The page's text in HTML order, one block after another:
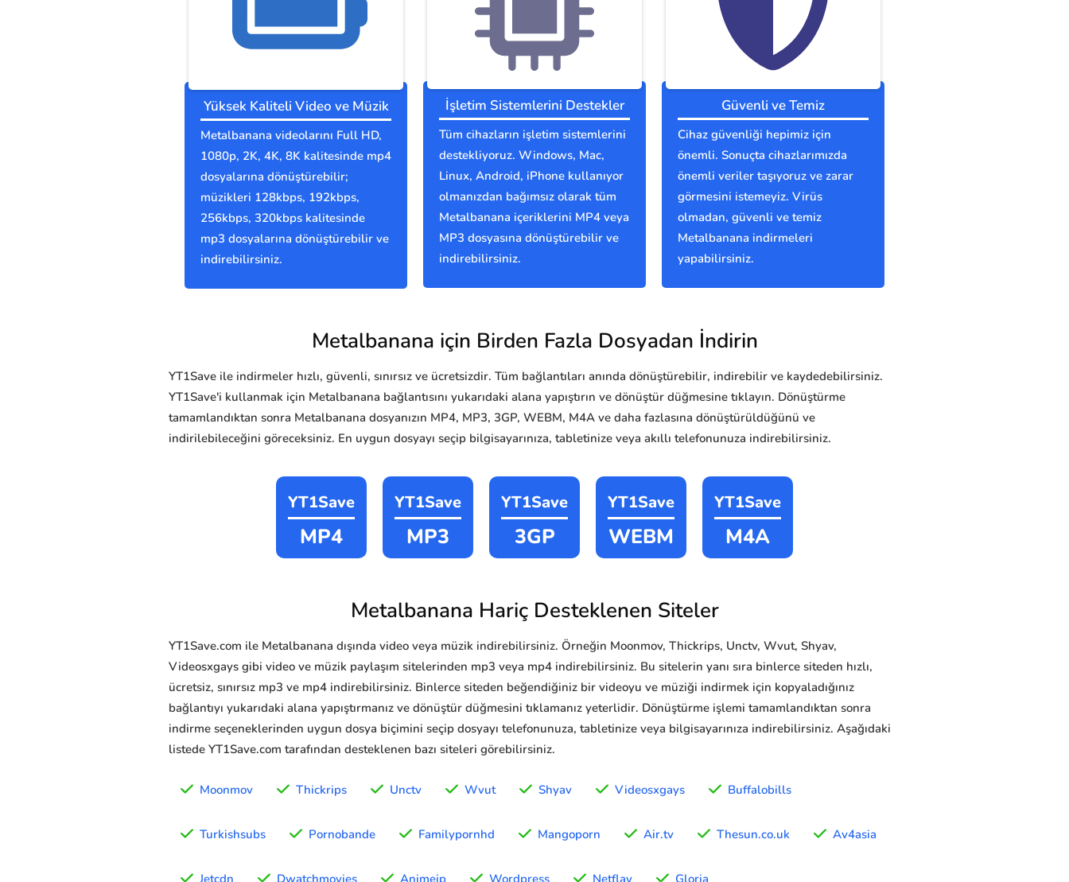
Yüksek Kaliteli Video ve Müzik
Metalbanana videolarını Full HD,
1080p, 2K, 4K, 8K kalitesinde mp4
dosyalarına dönüştürebilir;
müzikleri 128kbps, 192kbps,
256kbps, 320kbps kalitesinde
mp3 dosyalarına dönüştürebilir ve
indirebilirsiniz.
İşletim Sistemlerini Destekler
Tüm cihazların işletim sistemlerini
destekliyoruz. Windows, Mac,
Linux, Android, iPhone kullanıyor
olmanızdan bağımsız olarak tüm
Metalbanana içeriklerini MP4 veya
MP3 dosyasına dönüştürebilir ve
indirebilirsiniz.
Güvenli ve Temiz
Cihaz güvenliği hepimiz için
önemli. Sonuçta cihazlarımızda
önemli veriler taşıyoruz ve zarar
görmesini istemeyiz. Virüs
olmadan, güvenli ve temiz
Metalbanana indirmeleri
yapabilirsiniz.
Metalbanana için Birden Fazla Dosyadan İndirin
YT1Save ile indirmeler hızlı, güvenli, sınırsız ve ücretsizdir. Tüm bağlantıları anında dönüştürebilir, indirebilir ve kaydedebilirsiniz.
YT1Save'i kullanmak için Metalbanana bağlantısını yukarıdaki alana yapıştırın ve dönüştür düğmesine tıklayın. Dönüştürme
tamamlandıktan sonra Metalbanana dosyanızın MP4, MP3, 3GP, WEBM, M4A ve daha fazlasına dönüştürüldüğünü ve
indirilebileceğini göreceksiniz. En uygun dosyayı seçip bilgisayarınıza, tabletinize veya akıllı telefonunuza indirebilirsiniz.
YT1Save
MP4
YT1Save
MP3
YT1Save
3GP
YT1Save
WEBM
YT1Save
M4A
Metalbanana Hariç Desteklenen Siteler
YT1Save.com ile Metalbanana dışında video veya müzik indirebilirsiniz. Örneğin Moonmov, Thickrips, Unctv, Wvut, Shyav,
Videosxgays gibi video ve müzik paylaşım sitelerinden mp3 veya mp4 indirebilirsiniz. Bu sitelerin yanı sıra binlerce siteden hızlı,
ücretsiz, sınırsız mp3 ve mp4 indirebilirsiniz. Binlerce siteden beğendiğiniz bir videoyu ve müziği indirmek için kopyaladığınız
bağlantıyı yukarıdaki alana yapıştırmanız ve dönüştür düğmesini tıklamanız yeterlidir. Dönüştürme işlemi tamamlandıktan sonra
indirme seçeneklerinden uygun dosya biçimini seçip dosyayı telefonunuza, tabletinize veya bilgisayarınıza indirebilirsiniz. Aşağıdaki
listede YT1Save.com tarafından desteklenen bazı siteleri görebilirsiniz.
Moonmov Thickrips Unctv Wvut Shyav Videosxgays Buffalobills
Turkishsubs Pornobande Familypornhd Mangoporn Air.tv Thesun.co.uk Av4asia